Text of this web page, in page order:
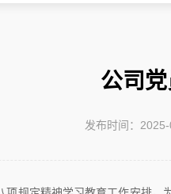
公司
发布时间：